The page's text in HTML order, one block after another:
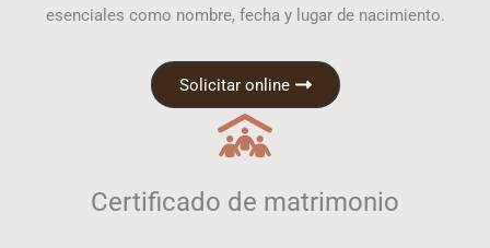
esenciales como nombre, fecha y lugar de nacimiento.
Solicitar online
Certificado de matrimonio